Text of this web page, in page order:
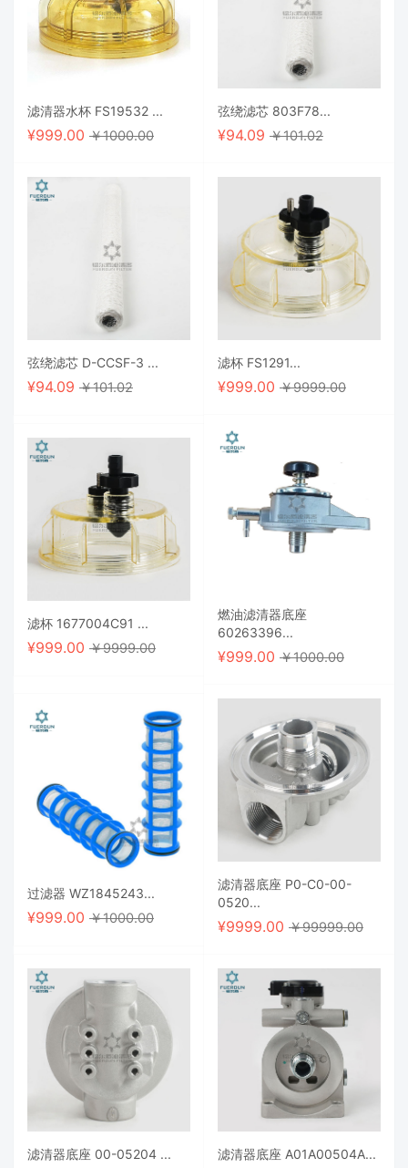
滤清器水杯 FS19532 ...
¥999.00 ￥1000.00
弦绕滤芯 803F78...
¥94.09 ￥101.02
弦绕滤芯 D-CCSF-3 ...
¥94.09 ￥101.02
滤杯 FS1291...
¥999.00 ￥9999.00
滤杯 1677004C91 ...
¥999.00 ￥9999.00
燃油滤清器底座
60263396...
¥999.00 ￥1000.00
过滤器 WZ1845243...
¥999.00 ￥1000.00
滤清器底座 P0-C0-00-
0520...
¥9999.00 ￥99999.00
滤清器底座 00-05204 ... 滤清器底座 A01A00504A...